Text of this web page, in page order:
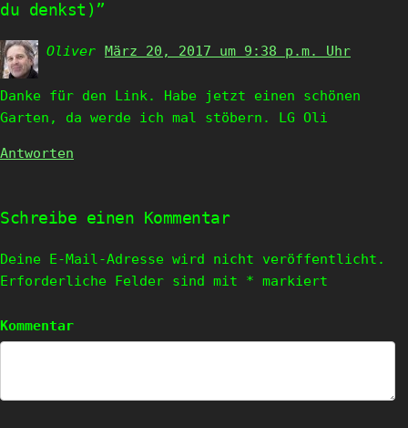
du denkst)”
Oliver sagt:
März 20, 2017 um 9:38 p.m. Uhr
Danke für den Link. Habe jetzt einen schönen
Garten, da werde ich mal stöbern. LG Oli
Antworten
Schreibe einen Kommentar
Deine E-Mail-Adresse wird nicht veröffentlicht.
Erforderliche Felder sind mit * markiert
Kommentar